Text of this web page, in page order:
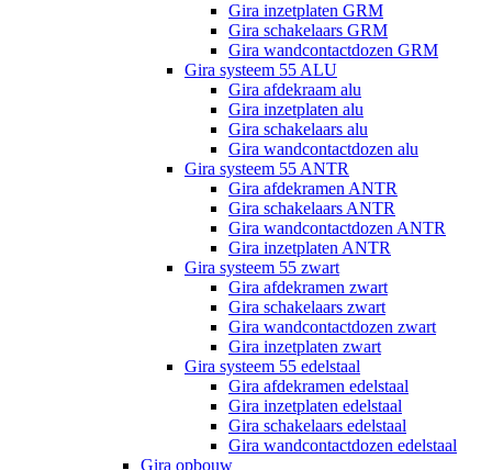
Gira inzetplaten GRM
Gira schakelaars GRM
Gira wandcontactdozen GRM
Gira systeem 55 ALU
Gira afdekraam alu
Gira inzetplaten alu
Gira schakelaars alu
Gira wandcontactdozen alu
Gira systeem 55 ANTR
Gira afdekramen ANTR
Gira schakelaars ANTR
Gira wandcontactdozen ANTR
Gira inzetplaten ANTR
Gira systeem 55 zwart
Gira afdekramen zwart
Gira schakelaars zwart
Gira wandcontactdozen zwart
Gira inzetplaten zwart
Gira systeem 55 edelstaal
Gira afdekramen edelstaal
Gira inzetplaten edelstaal
Gira schakelaars edelstaal
Gira wandcontactdozen edelstaal
Gira opbouw